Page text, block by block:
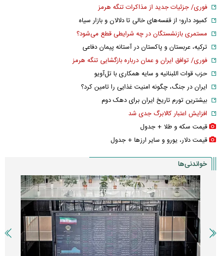
فوری/ جزئیات جدید از مذاکرات تنگه هرمز
کمبود دارو؛ از قفسه‌های خالی تا دلالان و بازار سیاه
مستمری بازنشستگان در چه شرایطی قطع می‌شود؟
ترکیه، عربستان و پاکستان در آستانه پیمان دفاعی
فوری/ توافق ایران و عمان درباره بازگشایی تنگه هرمز
حزب قوات اللبنانیه و سایه همکاری با تل‌آویو
ایران در جنگ، چگونه امنیت غذایی را تامین کرد؟
بیشترین تورم تاریخ ایران برای دهک دوم
افزایش اعتبار کالابرگ جدی شد
قیمت سکه و طلا + جدول
قیمت دلار، یورو و سایر ارز‌ها + جدول
خواندنی‌ها